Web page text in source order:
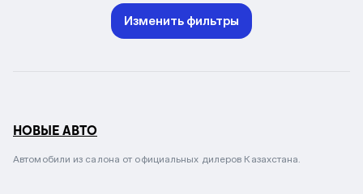
Изменить фильтры
НОВЫЕ АВТО
Автомобили из салона от официальных дилеров Казахстана.